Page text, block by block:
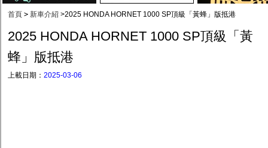
首頁 > 新車介紹 >2025 HONDA HORNET 1000 SP頂級「黃蜂」版抵港
2025 HONDA HORNET 1000 SP頂級「黃
蜂」版抵港
上載日期： 2025-03-06